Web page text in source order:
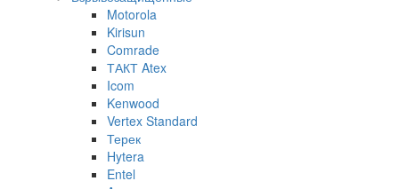
Motorola
Kirisun
Comrade
ТАКТ Atex
Icom
Kenwood
Vertex Standard
Терек
Hytera
Entel